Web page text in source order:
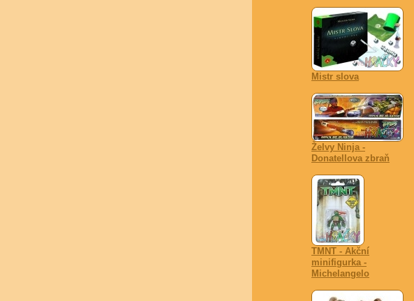
Mistr slova
Želvy Ninja -
Donatellova zbraň
TMNT - Akční
minifigurka -
Michelangelo